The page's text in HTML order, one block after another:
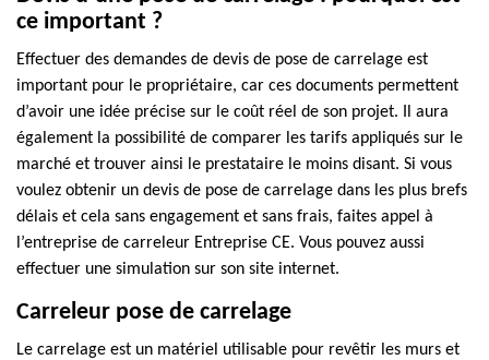
ce important ?
Effectuer des demandes de devis de pose de carrelage est
important pour le propriétaire, car ces documents permettent
d’avoir une idée précise sur le coût réel de son projet. Il aura
également la possibilité de comparer les tarifs appliqués sur le
marché et trouver ainsi le prestataire le moins disant. Si vous
voulez obtenir un devis de pose de carrelage dans les plus brefs
délais et cela sans engagement et sans frais, faites appel à
l’entreprise de carreleur Entreprise CE. Vous pouvez aussi
effectuer une simulation sur son site internet.
Carreleur pose de carrelage
Le carrelage est un matériel utilisable pour revêtir les murs et